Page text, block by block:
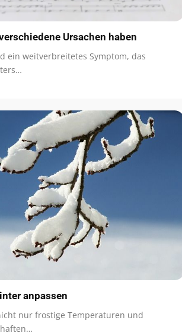
Ursachen haben
ein weitverbreitetes Symptom, das
anpassen
nur frostige Temperaturen und